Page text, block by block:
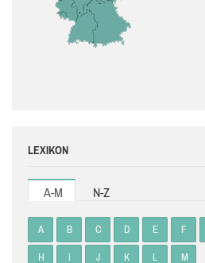
LEXIKON
A-M N-Z
A B C D E F
H I J K L M